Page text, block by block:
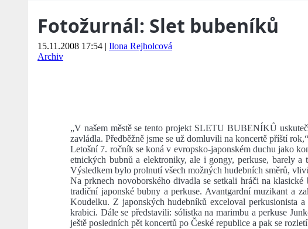
Fotožurnál: Slet bubeníků
15.11.2008 17:54 | Ilona Rejholcová
Archiv
„V našem městě se tento projekt SLETU BUBENÍKŮ
zavládla. Předběžně jsme se už domluvili na koncertě příští
Letošní 7. ročník se koná v evropsko-japonském duchu jako
etnických bubnů a elektroniky, ale i gongy, perkuse, barely
Výsledkem bylo prolnutí všech možných hudebních směrů,
Na prknech novoborského divadla se setkali hráči na
tradiční japonské bubny a perkuse. Avantgardní muzikant a
Koudelku. Z japonských hudebníků exceloval perkusionista
krabici. Dále se představili: sólistka na marimbu a perkuse
ještě posledních pět koncertů po České republice a pak se